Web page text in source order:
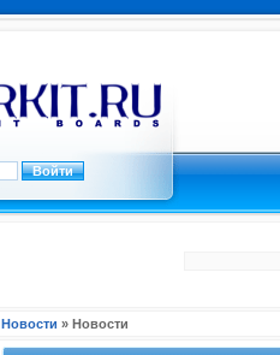
Новости » Новости